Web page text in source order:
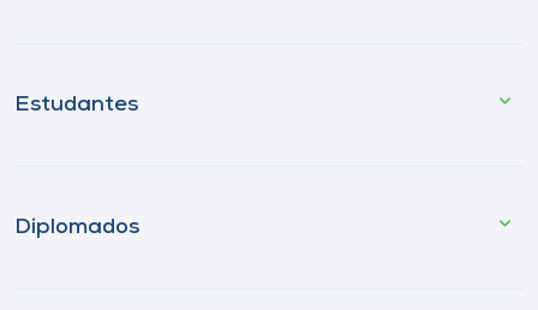
Estudantes
Diplomados